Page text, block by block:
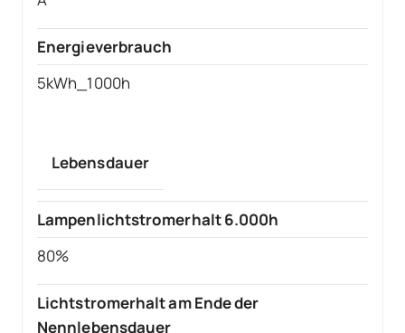
Energieverbrauch
5kWh_1000h
Lebensdauer
Lampenlichtstromerhalt 6.000h
80%
Lichtstromerhalt am Ende der
Nennlebensdauer